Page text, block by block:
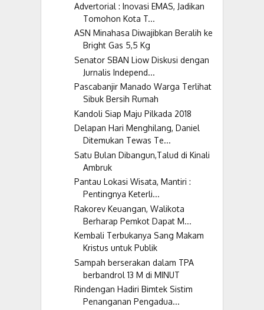
Advertorial : Inovasi EMAS, Jadikan
Tomohon Kota T...
ASN Minahasa Diwajibkan Beralih ke
Bright Gas 5,5 Kg
Senator SBAN Liow Diskusi dengan
Jurnalis Independ...
Pascabanjir Manado Warga Terlihat
Sibuk Bersih Rumah
Kandoli Siap Maju Pilkada 2018
Delapan Hari Menghilang, Daniel
Ditemukan Tewas Te...
Satu Bulan Dibangun,Talud di Kinali
Ambruk
Pantau Lokasi Wisata, Mantiri :
Pentingnya Keterli...
Rakorev Keuangan, Walikota
Berharap Pemkot Dapat M...
Kembali Terbukanya Sang Makam
Kristus untuk Publik
Sampah berserakan dalam TPA
berbandrol 13 M di MINUT
Rindengan Hadiri Bimtek Sistim
Penanganan Pengadua...